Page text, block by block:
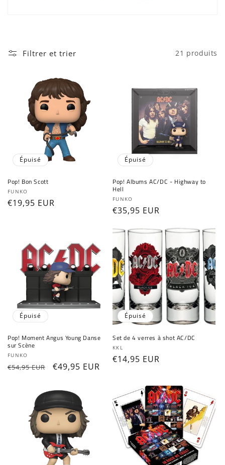
n
Filtrer et trier 21 produits
Épuisé
Pop! Bon Scott
Fournisseur :
FUNKO
Prix
€19,95 EUR
Épuisé
Pop! Albums AC/DC - Highway to
Hell
Fournisseur :
FUNKO
Prix
€35,95 EUR
Épuisé
Pop! Moment Angus Young Danse
sur Scène
Fournisseur :
FUNKO
Prix
€54,95 EUR
Prix
€49,95 EUR
Épuisé
Set de 4 verres à shot AC/DC
Fournisseur :
KKL
Prix
€14,95 EUR